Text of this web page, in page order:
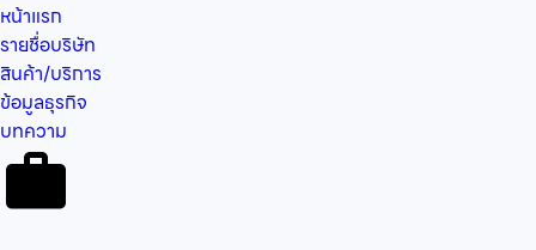
หน้าแรก
รายชื่อบริษัท
สินค้า/บริการ
ข้อมูลธุรกิจ
บทความ